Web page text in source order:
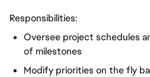
Responsibilities:
Oversee project schedules
of milestones
Modify priorities on the fly